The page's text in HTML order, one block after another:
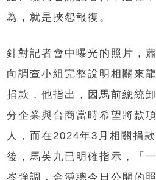
為，就是挾怨報復。
針對記者會中曝光的照片，
向調查小組完整說明相關來
捐款，他指出，因馬前總統
分企業與台商當時希望將款
人，而在2024年3月相關捐
後，馬英九已明確指示，「
岑強調，金溥聰今日公開的